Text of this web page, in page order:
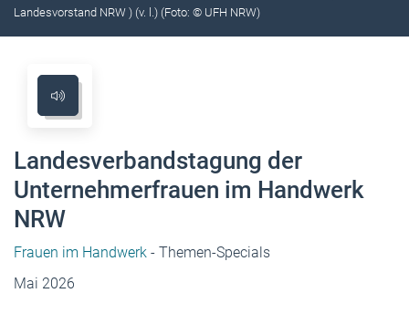
Landesvorstand NRW ) (v. l.) (Foto: © UFH NRW)
Landesverbandstagung der
Unternehmerfrauen im Handwerk
NRW
Frauen im Handwerk - Themen-Specials
Mai 2026